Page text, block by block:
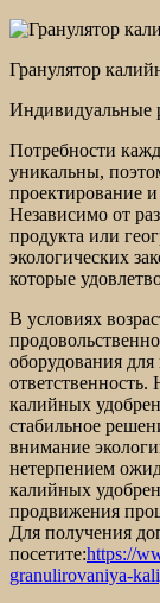
Гранулятор
Индивидуальные
Потребности
уникальны,
проектирование
Независимо от
продукта или
экологических
которые
В условиях
оборудования
калийных
стабильное
внимание
нетерпением
калийных
продвижения
Для получения
посетите:https://
granulirovaniya-